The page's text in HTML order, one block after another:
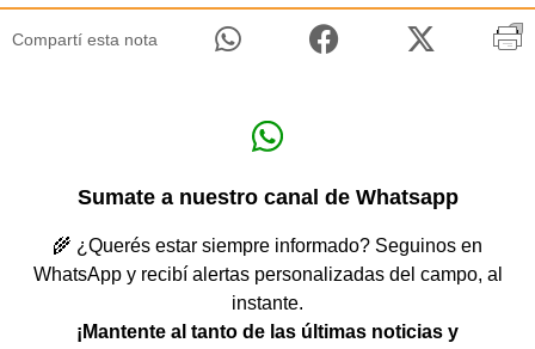
Compartí esta nota
Sumate a nuestro canal de Whatsapp
🌾 ¿Querés estar siempre informado? Seguinos en
WhatsApp y recibí alertas personalizadas del campo, al
instante.
¡Mantente al tanto de las últimas noticias y